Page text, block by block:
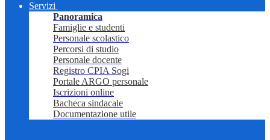
Servizi
Panoramica
Famiglie e studenti
Personale scolastico
Percorsi di studio
Personale docente
Registro CPIA Sogi
Portale ARGO personale
Iscrizioni online
Bacheca sindacale
Documentazione utile